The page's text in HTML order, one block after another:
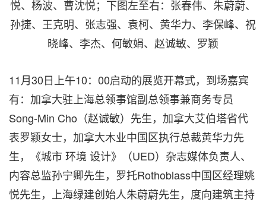
悦、杨波、曹沈悦；下图左至右：张春伟、朱蔚蔚、
孙捷、王克明、张志强、袁柯、黄华力、李保峰、祝
晓峰、李杰、何敏娟、赵诚敏、罗颖
11月30日上午10：00启动的展览开幕式，到场嘉宾
有：加拿大驻上海总领事馆副总领事兼商务专员
Song-Min Cho（赵诚敏）先生，加拿大艾伯塔省代
表罗颖女士，加拿大木业中国区执行总裁黄华力先
生，《城市 环境 设计》（UED）杂志媒体负责人、
内容总监孙宁卿先生，罗托Rothoblass中国区经理姚
悦先生，上海绿建创始人朱蔚蔚先生，度向建筑主持